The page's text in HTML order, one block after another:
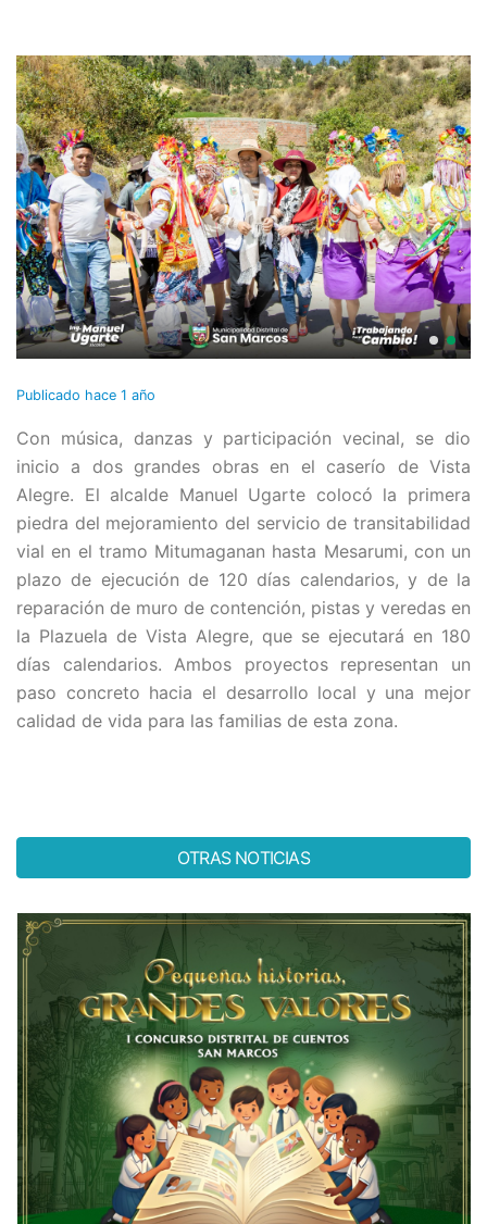
Publicado hace 1 año
Con música, danzas y participación vecinal, se dio
inicio a dos grandes obras en el caserío de Vista
Alegre. El alcalde Manuel Ugarte colocó la primera
piedra del mejoramiento del servicio de transitabilidad
vial en el tramo Mitumaganan hasta Mesarumi, con un
plazo de ejecución de 120 días calendarios, y de la
reparación de muro de contención, pistas y veredas en
la Plazuela de Vista Alegre, que se ejecutará en 180
días calendarios. Ambos proyectos representan un
paso concreto hacia el desarrollo local y una mejor
calidad de vida para las familias de esta zona.
OTRAS NOTICIAS